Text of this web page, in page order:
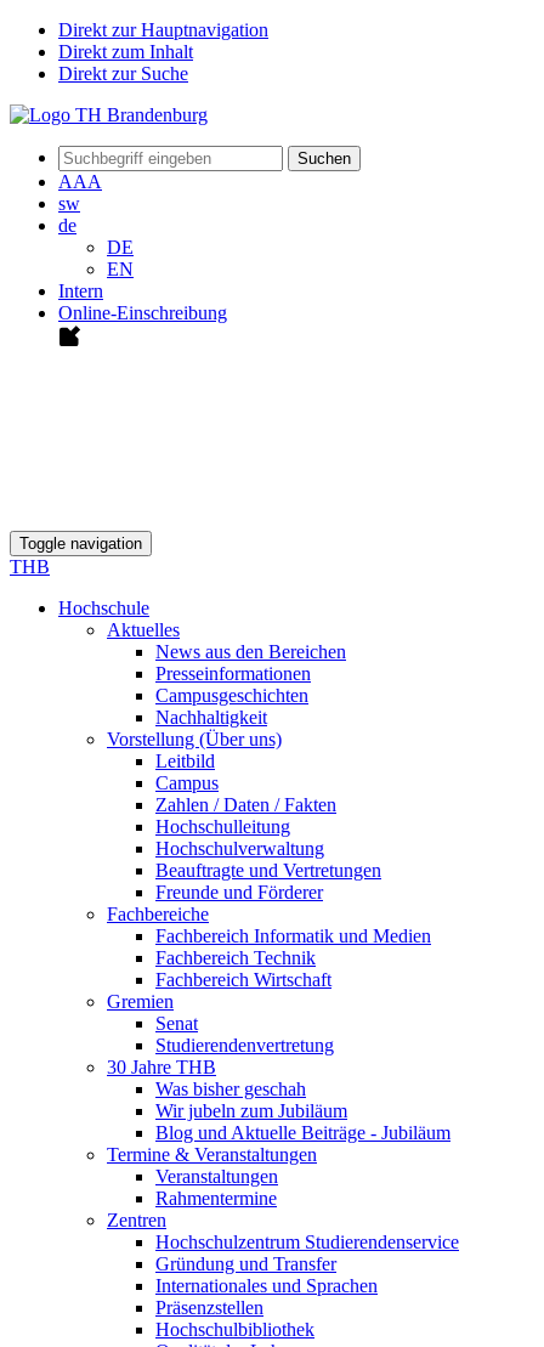
Direkt zur Hauptnavigation
Direkt zum Inhalt
Direkt zur Suche
Suchen
AAA
sw
de
DE
EN
Intern
Online-Einschreibung
Toggle navigation
THB
Hochschule
Aktuelles
News aus den Bereichen
Presseinformationen
Campusgeschichten
Nachhaltigkeit
Vorstellung (Über uns)
Leitbild
Campus
Zahlen / Daten / Fakten
Hochschulleitung
Hochschulverwaltung
Beauftragte und Vertretungen
Freunde und Förderer
Fachbereiche
Fachbereich Informatik und Medien
Fachbereich Technik
Fachbereich Wirtschaft
Gremien
Senat
Studierendenvertretung
30 Jahre THB
Was bisher geschah
Wir jubeln zum Jubiläum
Blog und Aktuelle Beiträge - Jubiläum
Termine & Veranstaltungen
Veranstaltungen
Rahmentermine
Zentren
Hochschulzentrum Studierendenservice
Gründung und Transfer
Internationales und Sprachen
Präsenzstellen
Hochschulbibliothek